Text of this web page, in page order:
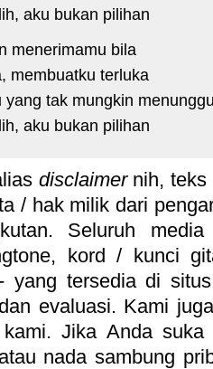
aku bukan pilihan
menerimamu bila
membuatku terluka
yang tak mungkin
aku bukan pilihan
disclaimernih, teks
/ hak milik dari
Seluruh
kord / kunci
yang tersedia di
evaluasi. Kami
Jika Anda
nada sambung